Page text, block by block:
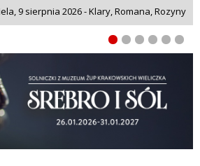
9 sierpnia 2026 - Klary, Romana, Rozyny